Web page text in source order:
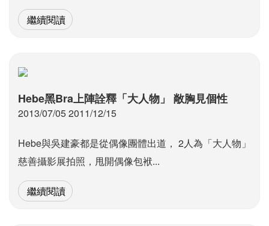
繼續閱讀
Hebe黑Bra上陣詮釋「大人物」 敞胸見個性
2013/07/05 2011/12/15
Hebe與吳建豪都是從偶像團體出道， 2人為「大人物」
慈善攝影展拍照，甩開偶像包袱...
繼續閱讀